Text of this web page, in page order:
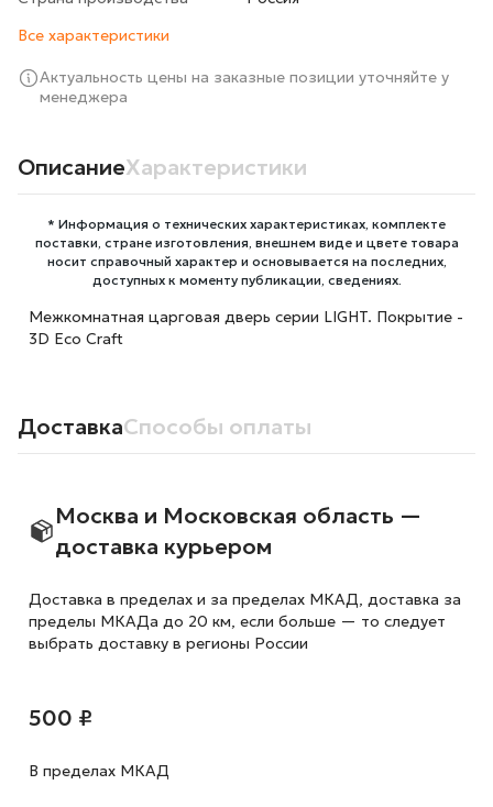
Все характеристики
Актуальность цены на заказные позиции уточняйте у
менеджера
ОписаниеХарактеристики
* Информация о технических характеристиках, комплекте
поставки, стране изготовления, внешнем виде и цвете товара
носит справочный характер и основывается на последних,
доступных к моменту публикации, сведениях.
Межкомнатная царговая дверь серии LIGHT. Покрытие -
3D Eco Craft
ДоставкаСпособы оплаты
Москва и Московская область —
доставка курьером
Доставка в пределах и за пределах МКАД, доставка за
пределы МКАДа до 20 км, если больше — то следует
выбрать доставку в регионы России
500 ₽
В пределах МКАД